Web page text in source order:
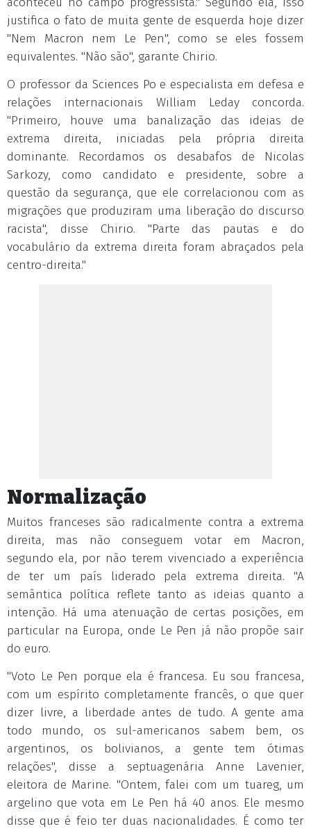
justifica o fato de muita gente de esquerda hoje dizer
"Nem Macron nem Le Pen", como se eles fossem
equivalentes. "Não são", garante Chirio.
O professor da Sciences Po e especialista em defesa e
relações internacionais William Leday concorda.
"Primeiro, houve uma banalização das ideias de
extrema direita, iniciadas pela própria direita
dominante. Recordamos os desabafos de Nicolas
Sarkozy, como candidato e presidente, sobre a
questão da segurança, que ele correlacionou com as
migrações que produziram uma liberação do discurso
racista", disse Chirio. "Parte das pautas e do
vocabulário da extrema direita foram abraçados pela
centro-direita."
Normalização
Muitos franceses são radicalmente contra a extrema
direita, mas não conseguem votar em Macron,
segundo ela, por não terem vivenciado a experiência
de ter um país liderado pela extrema direita. "A
semântica política reflete tanto as ideias quanto a
intenção. Há uma atenuação de certas posições, em
particular na Europa, onde Le Pen já não propõe sair
do euro.
"Voto Le Pen porque ela é francesa. Eu sou francesa,
com um espírito completamente francês, o que quer
dizer livre, a liberdade antes de tudo. A gente ama
todo mundo, os sul-americanos sabem bem, os
argentinos, os bolivianos, a gente tem ótimas
relações", disse a septuagenária Anne Lavenier,
eleitora de Marine. "Ontem, falei com um tuareg, um
argelino que vota em Le Pen há 40 anos. Ele mesmo
disse que é feio ter duas nacionalidades. É como ter